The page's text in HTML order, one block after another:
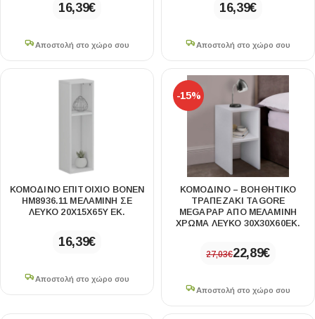
16,39€
Αποστολή στο χώρο σου
16,39€
Αποστολή στο χώρο σου
ΚΟΜΟΔΙΝΟ ΕΠΙΤΟΙΧΙΟ BONEN
HM8936.11 ΜΕΛΑΜΙΝΗ ΣΕ
ΛΕΥΚΟ 20X15X65Y ΕΚ.
16,39€
Αποστολή στο χώρο σου
-15%
ΚΟΜΟΔΊΝΟ – ΒΟΗΘΗΤΙΚΌ
ΤΡΑΠΕΖΆΚΙ TAGORE
MEGAPAP ΑΠΌ ΜΕΛΑΜΊΝΗ
ΧΡΏΜΑ ΛΕΥΚΌ 30X30X60ΕΚ.
27,03€22,89€
Αποστολή στο χώρο σου